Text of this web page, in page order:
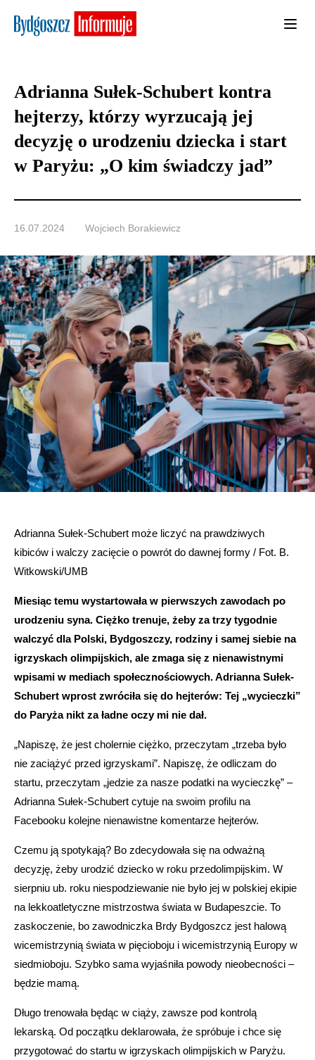
Adrianna Sułek-Schubert kontra
hejterzy, którzy wyrzucają jej
decyzję o urodzeniu dziecka i start
w Paryżu: „O kim świadczy jad”
16.07.2024 Wojciech Borakiewicz
Adrianna Sułek-Schubert może liczyć na prawdziwych
kibiców i walczy zacięcie o powrót do dawnej formy / Fot. B.
Witkowski/UMB
Miesiąc temu wystartowała w pierwszych zawodach po
urodzeniu syna. Ciężko trenuje, żeby za trzy tygodnie
walczyć dla Polski, Bydgoszczy, rodziny i samej siebie na
igrzyskach olimpijskich, ale zmaga się z nienawistnymi
wpisami w mediach społecznościowych. Adrianna Sułek-
Schubert wprost zwróciła się do hejterów: Tej „wycieczki”
do Paryża nikt za ładne oczy mi nie dał.
„Napiszę, że jest cholernie ciężko, przeczytam „trzeba było
nie zaciążyć przed igrzyskami”. Napiszę, że odliczam do
startu, przeczytam „jedzie za nasze podatki na wycieczkę” –
Adrianna Sułek-Schubert cytuje na swoim profilu na
Facebooku kolejne nienawistne komentarze hejterów.
Czemu ją spotykają? Bo zdecydowała się na odważną
decyzję, żeby urodzić dziecko w roku przedolimpijskim. W
sierpniu ub. roku niespodziewanie nie było jej w polskiej ekipie
na lekkoatletyczne mistrzostwa świata w Budapeszcie. To
zaskoczenie, bo zawodniczka Brdy Bydgoszcz jest halową
wicemistrzynią świata w pięcioboju i wicemistrzynią Europy w
siedmioboju. Szybko sama wyjaśniła powody nieobecności –
będzie mamą.
Długo trenowała będąc w ciąży, zawsze pod kontrolą
lekarską. Od początku deklarowała, że spróbuje i chce się
przygotować do startu w igrzyskach olimpijskich w Paryżu.